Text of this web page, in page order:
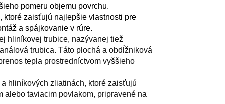
pomeru objemu povrchu.
ktoré zaisťujú najlepšie vlastnosti pre
a spájkovanie v rúre.
hliníkovej trubice, nazývanej tiež
trubica. Táto plochá a obdĺžniková
tepla prostredníctvom vyššieho
hliníkových zliatinách, ktoré zaisťujú
alebo taviacim povlakom, pripravené na